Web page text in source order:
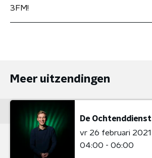
3FM!
Meer uitzendingen
De Ochtenddienst
vr 26 februari 2021
04:00 - 06:00